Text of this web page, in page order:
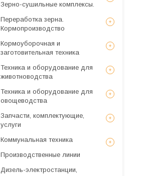
Зерно-сушильные комплексы.
Переработка зерна.
Кормопроизводство
Кормоуборочная и
заготовительная техника
Техника и оборудование для
животноводства
Техника и оборудование для
овощеводства
Запчасти, комплектующие,
услуги
Коммунальная техника
Производственные линии
Дизель-электростанции,